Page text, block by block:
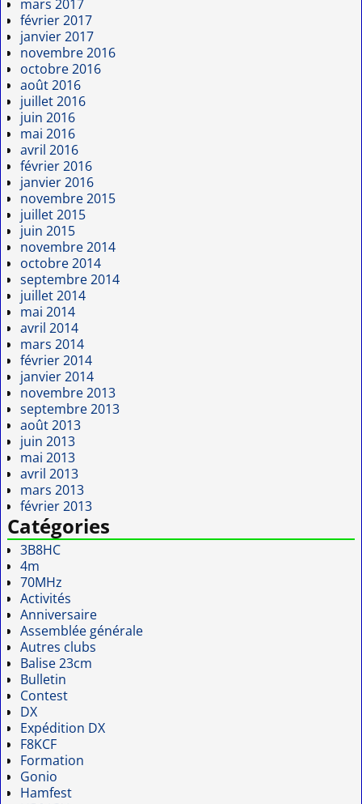
mars 2017
février 2017
janvier 2017
novembre 2016
octobre 2016
août 2016
juillet 2016
juin 2016
mai 2016
avril 2016
février 2016
janvier 2016
novembre 2015
juillet 2015
juin 2015
novembre 2014
octobre 2014
septembre 2014
juillet 2014
mai 2014
avril 2014
mars 2014
février 2014
janvier 2014
novembre 2013
septembre 2013
août 2013
juin 2013
mai 2013
avril 2013
mars 2013
février 2013
Catégories
3B8HC
4m
70MHz
Activités
Anniversaire
Assemblée générale
Autres clubs
Balise 23cm
Bulletin
Contest
DX
Expédition DX
F8KCF
Formation
Gonio
Hamfest